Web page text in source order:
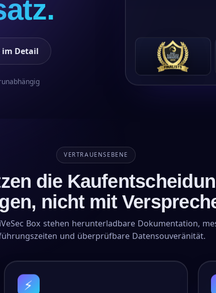
im Detail
VERTRAUENSEBENE
die
nicht mit
Box stehen herunterladbare Dokumentation,
und überprüfbare Datensouveränität.
⚡